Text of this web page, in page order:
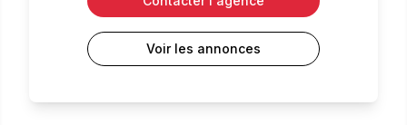
Voir les annonces